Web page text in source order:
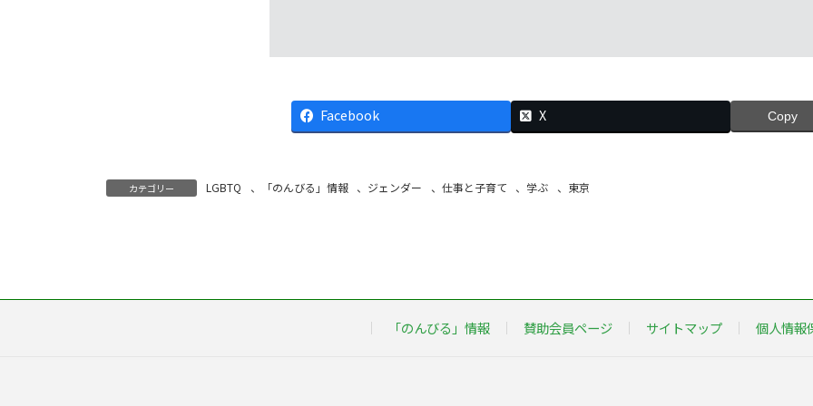
Facebook X Copy
カテゴリー LGBTQ 、 「のんびる」情報 、 ジェンダー 、 仕事と子育て 、 学ぶ 、 東京
「のんびる」情報 賛助会員ページ サイトマップ 個人情報